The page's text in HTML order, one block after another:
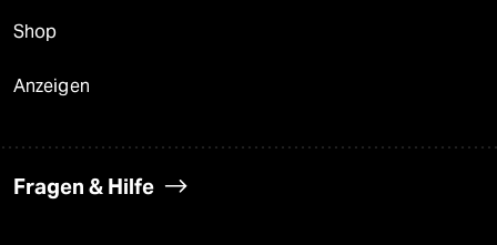
Shop
Anzeigen
Fragen & Hilfe